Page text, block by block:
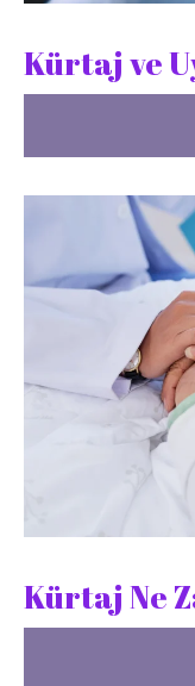
Kürtaj ve
Kürtaj Ne